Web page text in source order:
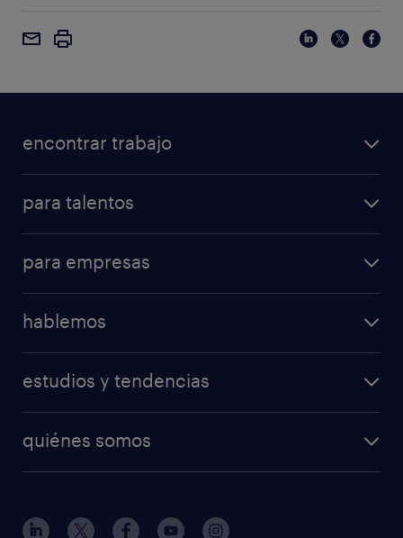
encontrar trabajo
para talentos
para empresas
hablemos
estudios y tendencias
quiénes somos